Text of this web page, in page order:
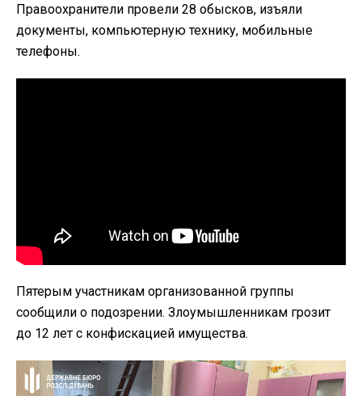
Правоохранители провели 28 обысков, изъяли
документы, компьютерную технику, мобильные
телефоны.
Пятерым участникам организованной группы
сообщили о подозрении. Злоумышленникам грозит
до 12 лет с конфискацией имущества.